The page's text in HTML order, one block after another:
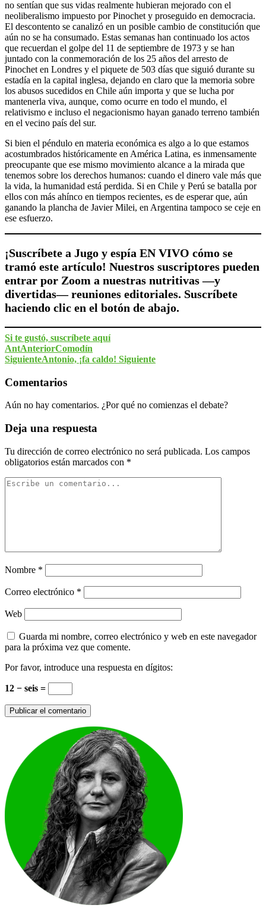
no sentían que sus vidas realmente hubieran mejorado con el
neoliberalismo impuesto por Pinochet y proseguido en democracia.
El descontento se canalizó en un posible cambio de constitución que
aún no se ha consumado. Estas semanas han continuado los actos
que recuerdan el golpe del 11 de septiembre de 1973 y se han
juntado con la conmemoración de los 25 años del arresto de
Pinochet en Londres y el piquete de 503 días que siguió durante su
estadía en la capital inglesa, dejando en claro que la memoria sobre
los abusos sucedidos en Chile aún importa y que se lucha por
mantenerla viva, aunque, como ocurre en todo el mundo, el
relativismo e incluso el negacionismo hayan ganado terreno también
en el vecino país del sur.
Si bien el péndulo en materia económica es algo a lo que estamos
acostumbrados históricamente en América Latina, es inmensamente
preocupante que ese mismo movimiento alcance a la mirada que
tenemos sobre los derechos humanos: cuando el dinero vale más que
la vida, la humanidad está perdida. Si en Chile y Perú se batalla por
ellos con más ahínco en tiempos recientes, es de esperar que, aún
ganando la plancha de Javier Milei, en Argentina tampoco se ceje en
ese esfuerzo.
¡Suscríbete a Jugo y espía EN VIVO cómo se
tramó este artículo! Nuestros suscriptores pueden
entrar por Zoom a nuestras nutritivas —y
divertidas— reuniones editoriales. Suscríbete
haciendo clic en el botón de abajo.
Si te gustó, suscríbete aquí
AntAnteriorComodín
SiguienteAntonio, ¡fa caldo! Siguiente
Comentarios
Aún no hay comentarios. ¿Por qué no comienzas el debate?
Deja una respuesta
Tu dirección de correo electrónico no será publicada. Los campos
obligatorios están marcados con *
Nombre *
Correo electrónico *
Web
Guarda mi nombre, correo electrónico y web en este navegador
para la próxima vez que comente.
Por favor, introduce una respuesta en dígitos:
12 − seis =